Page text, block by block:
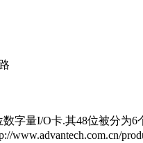
数字量I/O卡.其48位被分